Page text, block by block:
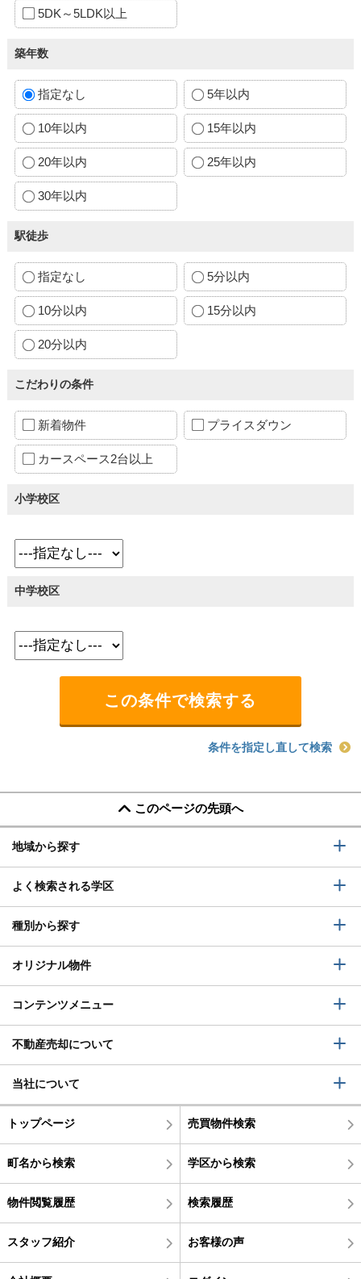
5DK～5LDK以上
築年数
指定なし 5年以内
10年以内 15年以内
20年以内 25年以内
30年以内
駅徒歩
指定なし 5分以内
10分以内 15分以内
20分以内
こだわりの条件
新着物件 プライスダウン
カースペース2台以上
小学校区
中学校区
条件を指定し直して検索
このページの先頭へ
地域から探す
よく検索される学区
種別から探す
オリジナル物件
コンテンツメニュー
不動産売却について
当社について
トップページ 売買物件検索
町名から検索 学区から検索
物件閲覧履歴 検索履歴
スタッフ紹介 お客様の声